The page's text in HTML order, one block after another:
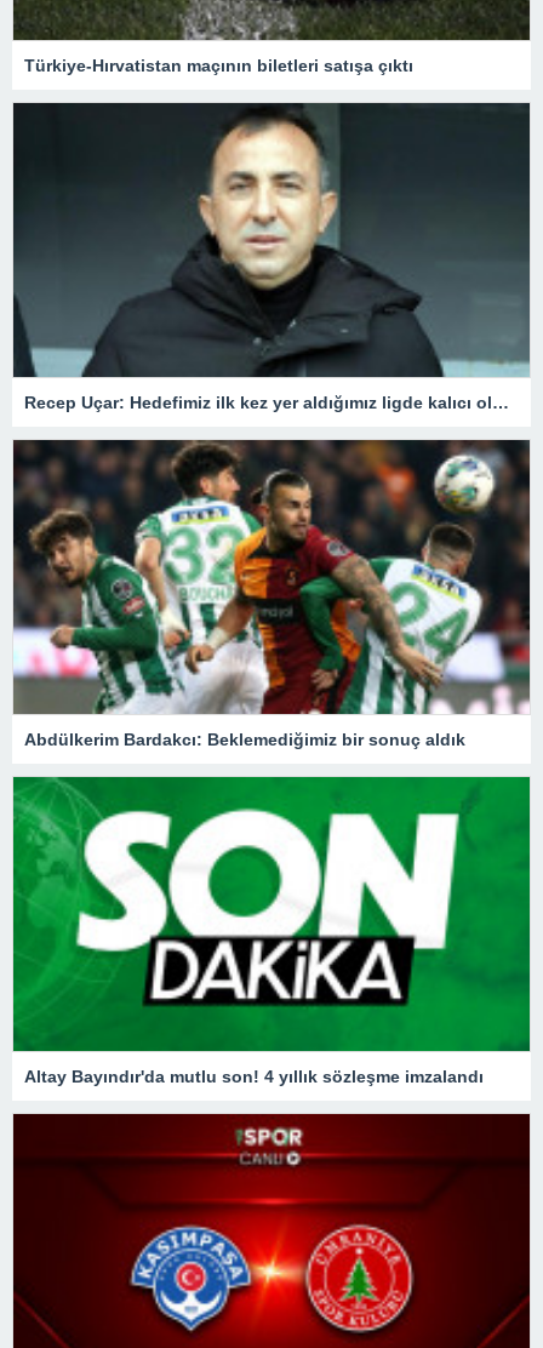
Türkiye-Hırvatistan maçının biletleri satışa çıktı
Recep Uçar: Hedefimiz ilk kez yer aldığımız ligde kalıcı olmak
Abdülkerim Bardakcı: Beklemediğimiz bir sonuç aldık
Altay Bayındır'da mutlu son! 4 yıllık sözleşme imzalandı